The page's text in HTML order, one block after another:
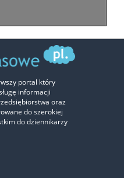
portal który
informacji
oraz
do szerokiej
do dziennikarzy